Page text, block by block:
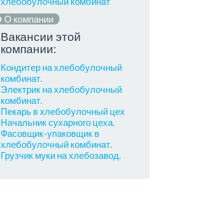
О компании
Вакансии этой
компании:
Кондитер на хлебобулочный
комбинат.
Электрик на хлебобулочный
комбинат.
Пекарь в хлебобулочный цех
Начальник сухарного цеха.
Фасовщик-упаковщик в
хлебобулочный комбинат.
Грузчик муки на хлебозавод.